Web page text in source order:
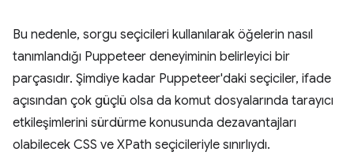
Bu nedenle, sorgu seçicileri kullanılarak öğelerin nasıl
tanımlandığı Puppeteer deneyiminin belirleyici bir
parçasıdır. Şimdiye kadar Puppeteer'daki seçiciler, ifade
açısından çok güçlü olsa da komut dosyalarında tarayıcı
etkileşimlerini sürdürme konusunda dezavantajları
olabilecek CSS ve XPath seçicileriyle sınırlıydı.